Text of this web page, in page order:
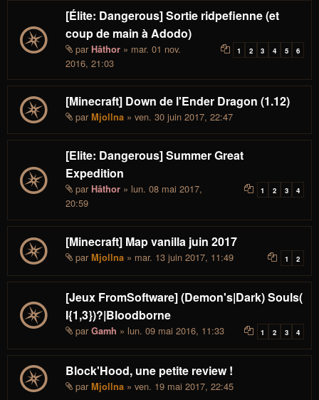
[Élite: Dangerous] Sortie ridpefienne (et
coup de main à Adodo)
1 2 3 4 5 6
par Hâthor » mar. 01 nov.
2016, 21:03
[Minecraft] Down de l'Ender Dragon (1.12)
par Mjollna » ven. 30 juin 2017, 22:47
[Elite: Dangerous] Summer Great
Expedition
1 2 3 4
par Hâthor » lun. 08 mai 2017,
20:59
[Minecraft] Map vanilla juin 2017
1 2
par Mjollna » mar. 13 juin 2017, 11:49
[Jeux FromSoftware] (Demon's|Dark) Souls(
I{1,3})?|Bloodborne
1 2 3 4
par Gamh » lun. 09 mai 2016, 11:33
Block'Hood, une petite review !
par Mjollna » ven. 19 mai 2017, 22:45